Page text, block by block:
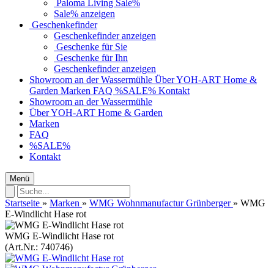
Paloma Living Sale%
Sale% anzeigen
Geschenkefinder
Geschenkefinder anzeigen
Geschenke für Sie
Geschenke für Ihn
Geschenkefinder anzeigen
Showroom an der Wassermühle Über YOH-ART Home &
Garden Marken FAQ %SALE% Kontakt
Showroom an der Wassermühle
Über YOH-ART Home & Garden
Marken
FAQ
%SALE%
Kontakt
Menü
Startseite » Marken » WMG Wohnmanufactur Grünberger » WMG
E-Windlicht Hase rot
WMG E-Windlicht Hase rot
(Art.Nr.: 740746)